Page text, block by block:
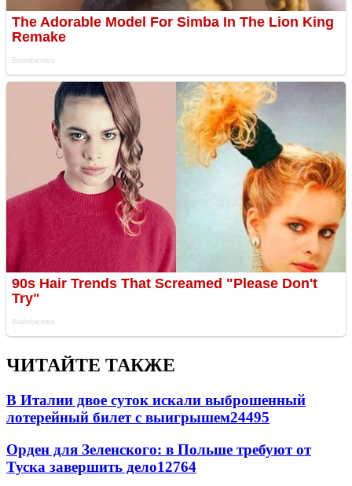
ЧИТАЙТЕ ТАКЖЕ
В Италии двое суток искали выброшенный
лотерейный билет с выигрышем24495
Орден для Зеленского: в Польше требуют от
Туска завершить дело12764